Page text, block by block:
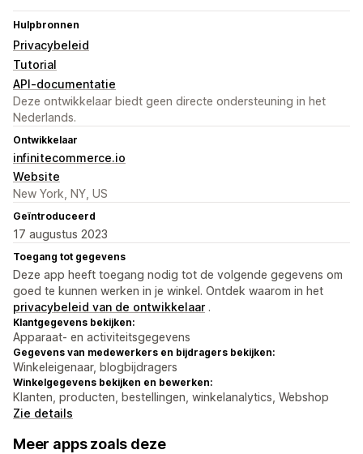
Hulpbronnen
Privacybeleid
Tutorial
API-documentatie
Deze ontwikkelaar biedt geen directe ondersteuning in het
Nederlands.
Ontwikkelaar
infinitecommerce.io
Website
New York, NY, US
Geïntroduceerd
17 augustus 2023
Toegang tot gegevens
Deze app heeft toegang nodig tot de volgende gegevens om
goed te kunnen werken in je winkel. Ontdek waarom in het
privacybeleid van de ontwikkelaar .
Klantgegevens bekijken:
Apparaat- en activiteitsgegevens
Gegevens van medewerkers en bijdragers bekijken:
Winkeleigenaar, blogbijdragers
Winkelgegevens bekijken en bewerken:
Klanten, producten, bestellingen, winkelanalytics, Webshop
Zie details
Meer apps zoals deze